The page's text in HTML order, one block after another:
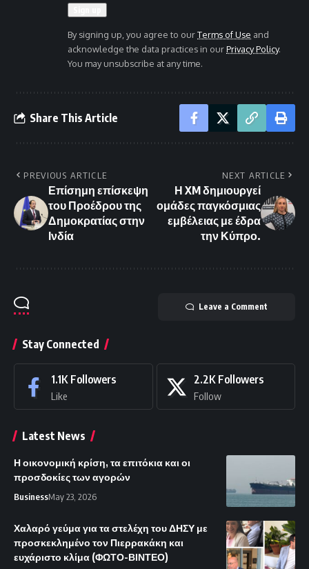
By signing up, you agree to ourTerms of Use and
acknowledge the data practices in ourPrivacy Policy.
You may unsubscribe at any time.
Share This Article
PREVIOUS ARTICLE
Επίσημη επίσκεψη
του Προέδρου της
Δημοκρατίας στην
Ινδία
NEXT ARTICLE
Η XM δημιουργεί
ομάδες παγκόσμιας
εμβέλειας με έδρα
την Κύπρο.
Leave a Comment
Stay Connected
1.1K Followers
Like
2.2K Followers
Follow
Latest News
Η οικονομική κρίση, τα επιτόκια και οι
προσδοκίες των αγορών
BusinessMay 23, 2026
Χαλαρό γεύμα για τα στελέχη του ΔΗΣΥ με
προσκεκλημένο τον Πιερρακάκη και
ευχάριστο κλίμα (ΦΩΤΟ-ΒΙΝΤΕΟ)